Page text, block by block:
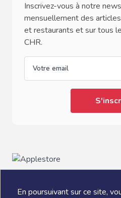
En poursuivant sur ce site,
Inscrivez-vous à notre
mensuellement des
et restaurants et sur tous
CHR.